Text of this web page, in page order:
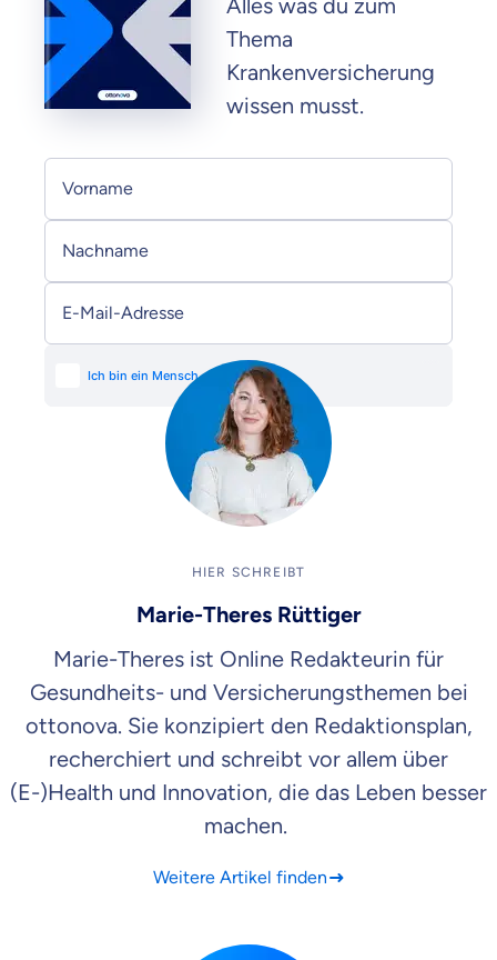
Alles was du zum
Thema
Krankenversicherung
wissen musst.
Persönliche Informationen
Vorname
Nachname
E-Mail-Adresse
HIER SCHREIBT
Marie-Theres Rüttiger
Marie-Theres ist Online Redakteurin für
Gesundheits- und Versicherungsthemen bei
ottonova. Sie konzipiert den Redaktionsplan,
recherchiert und schreibt vor allem über
(E-)Health und Innovation, die das Leben besser
machen.
Weitere Artikel finden